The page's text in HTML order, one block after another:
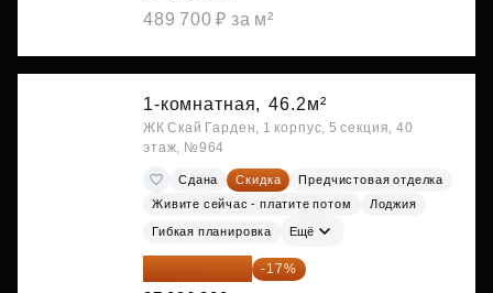
489 700 ₽ за м²
1-комнатная, 46.2м²
ЖК Скай Гарден, 1 корпус, 5 секция, 40
этаж, №964
Сдана Скидка
Предчистовая отделка
Живите сейчас - платите потом
Лоджия
Гибкая планировка Ещё
22 489 929 ₽ -17%